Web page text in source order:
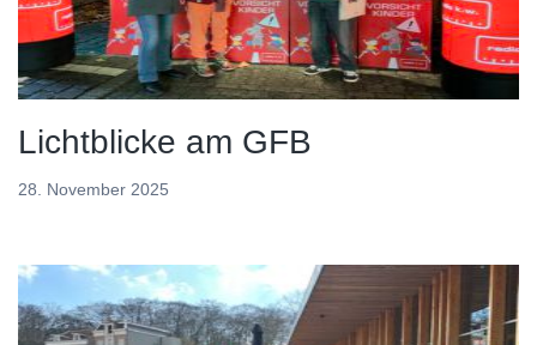
Lichtblicke am GFB
28. November 2025